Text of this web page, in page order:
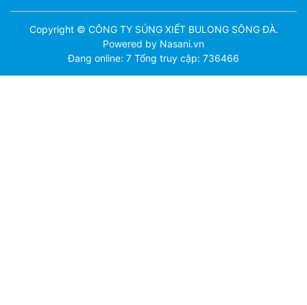
Copyright © CÔNG TY SÚNG XIẾT BULONG SÔNG ĐÀ.
Powered by Nasani.vn
Đang online: 7 Tổng truy cập: 736466